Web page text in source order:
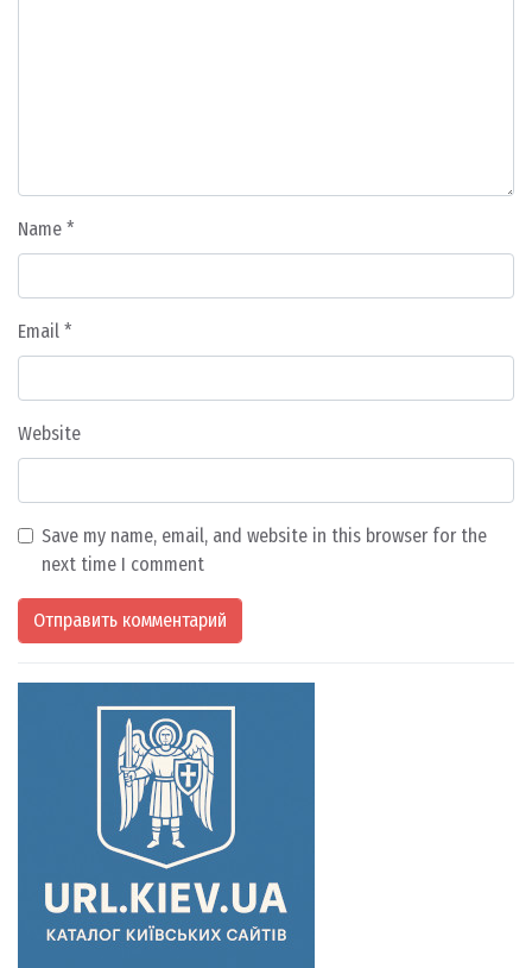
Name *
Email *
Website
Save my name, email, and website in this browser for the
next time I comment